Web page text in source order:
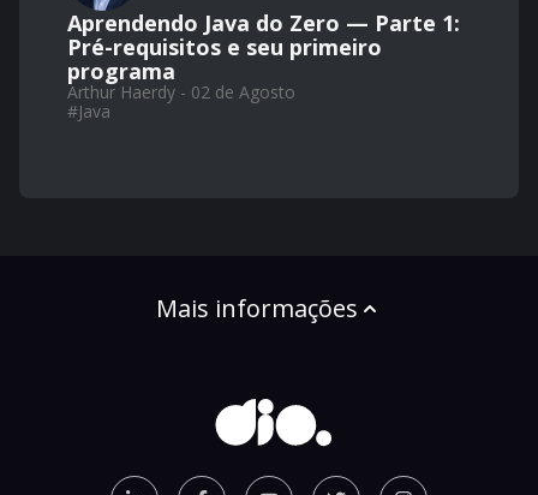
Aprendendo Java do Zero — Parte 1:
Pré-requisitos e seu primeiro
programa
Arthur Haerdy - 02 de Agosto
#Java
Mais informações